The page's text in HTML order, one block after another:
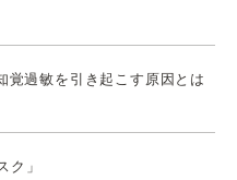
覚過敏を引き起こす原因とは
ク」